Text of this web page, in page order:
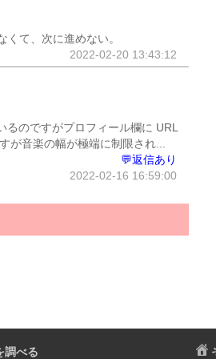
て、次に進めない。
2022-02-20 13:43:12
のですがプロフィール欄に URL
が音楽の幅が極端に制限され...
💬返信あり
2022-02-16 16:59:00
調べる